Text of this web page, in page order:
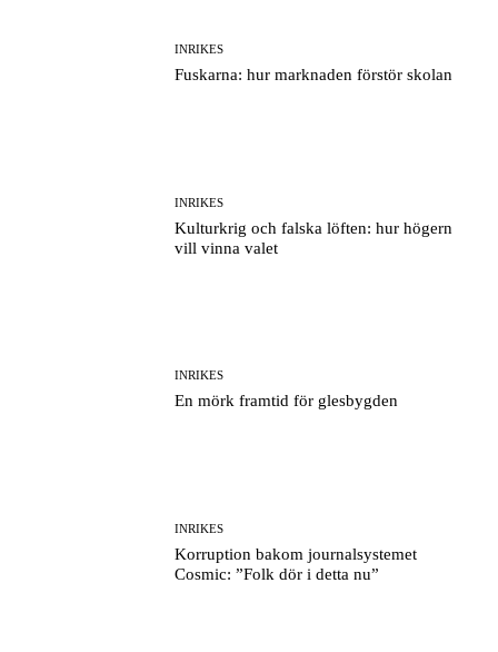
INRIKES
Fuskarna: hur marknaden förstör skolan
INRIKES
Kulturkrig och falska löften: hur högern
vill vinna valet
INRIKES
En mörk framtid för glesbygden
INRIKES
Korruption bakom journalsystemet
Cosmic: ”Folk dör i detta nu”